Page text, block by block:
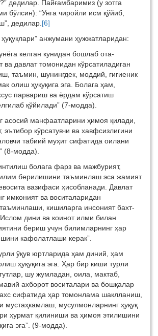
дедилар. Пайғамбаримиз (у зотга
бўлсин): “Унга чиройли исм қўйиб,
дедилар.[6]
анжумани ҳужжатларидан:
келган кунидан бошлаб ота-
давлат томонидан кўрсатиладиган
таъмин, шунингдек, моддий, гигиеник
олиш ҳуқуқига эга. Болага ҳам,
парвариш ва ёрдам кўрсатиш
қўйилади” (7-модда).
асосий манфаатларини ҳимоя қилади,
эътибор кўрсатувчи ва хавфсизлигини
табиий муҳит сифатида оилани
(8-модда).
болага фарз ва мажбурият,
берилишини таъминлаш эса жамият
вазифаси ҳисобланади. Давлат
имконият ва воситаларидан
кишиларга инсоният бахт-
дини ва коинот илми билан
бериш учун билимларнинг ҳар
кафолатлаши керак”.
ўқув юртларида ҳам диний, ҳам
ҳуқуқига эга. Ҳар бир киши турли
шу жумладан, оила, мактаб,
ахборот воситалари ва бошқалар
сифатида ҳар томонлама шаклланиш,
мустаҳкамлаш, мусулмонларнинг ҳуқуқ
ҳурмат қилиниши ва ҳимоя этилишини
эга”. (9-модда).